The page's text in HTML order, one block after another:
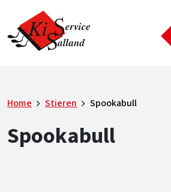
Home Stieren Spookabull
Spookabull